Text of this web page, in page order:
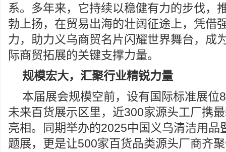
系。多年来，它持续以稳健有力的步伐，
勃上扬，在贸易出海的壮阔征途上，凭借
力，助力义乌商贸名片闪耀世界舞台，成
际商贸拓展的关键支撑力量。
规模宏大， 汇聚行业精锐力量
本届展会规模空前，设有国际标准展位
未来百货展示区里，近300家源头工厂携
亮相。同期举办的2025中国义乌清洁用品
题展，更是让500家百货品类源头厂商齐